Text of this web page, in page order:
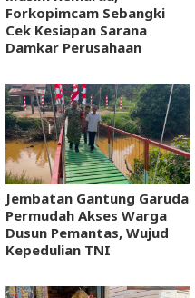
Forkopimcam Sebangki
Cek Kesiapan Sarana
Damkar Perusahaan
Jembatan Gantung Garuda
Permudah Akses Warga
Dusun Pemantas, Wujud
Kepedulian TNI